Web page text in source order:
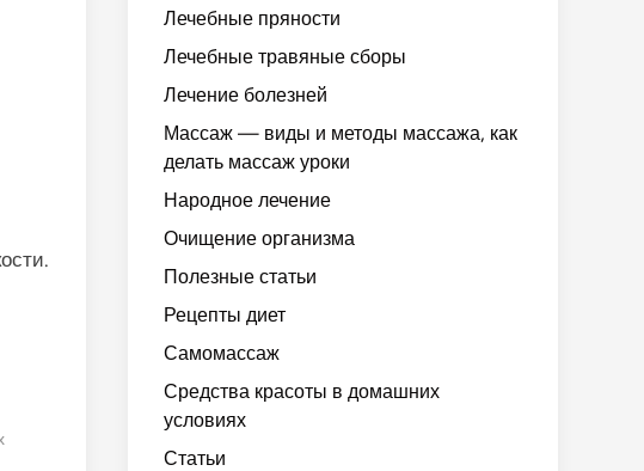
Лечебные пряности
Лечебные травяные сборы
Лечение болезней
Массаж — виды и методы массажа, как
делать массаж уроки
Народное лечение
Очищение организма
Полезные статьи
Рецепты диет
Самомассаж
Средства красоты в домашних
условиях
Статьи